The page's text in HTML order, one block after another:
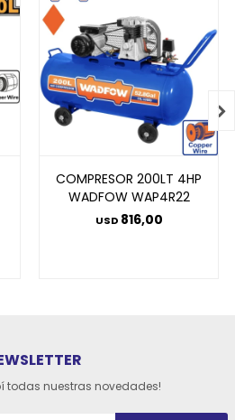
COMPRESOR 200LT 4HP
WADFOW WAP4R22
USD 816,00

todas nuestras novedades!